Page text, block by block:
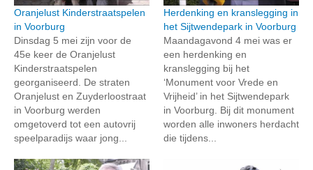
Oranjelust Kinderstraatspelen
in Voorburg
Dinsdag 5 mei zijn voor de
45e keer de Oranjelust
Kinderstraatspelen
georganiseerd. De straten
Oranjelust en Zuyderloostraat
in Voorburg werden
omgetoverd tot een autovrij
speelparadijs waar jong...
Herdenking en kranslegging in
het Sijtwendepark in Voorburg
Maandagavond 4 mei was er
een herdenking en
kranslegging bij het
‘Monument voor Vrede en
Vrijheid’ in het Sijtwendepark
in Voorburg. Bij dit monument
worden alle inwoners herdacht
die tijdens...